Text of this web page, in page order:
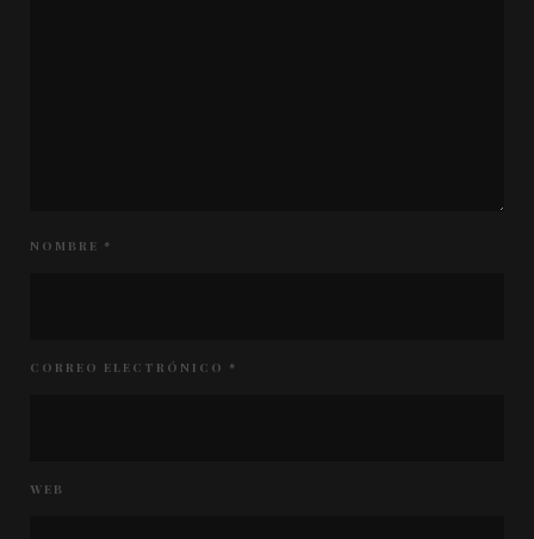
NOMBRE *
CORREO ELECTRÓNICO *
WEB